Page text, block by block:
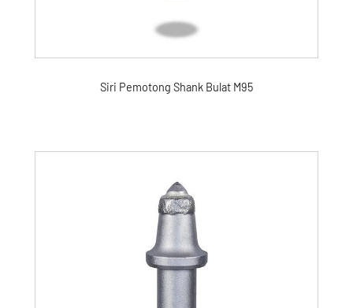
Siri Pemotong Shank Bulat M95